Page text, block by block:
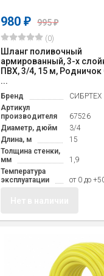
980₽ 995₽
(0)
Шланг поливочный
армированный, 3-х
ПВХ, 3/4, 15 м, Родничок
...
Бренд
СИБРТЕХ
Артикул
производителя
67526
Диаметр, дюйм
3/4
Длина, м
15
Толщина стенки,
мм
1,9
Температура
эксплуатации
от 0 до